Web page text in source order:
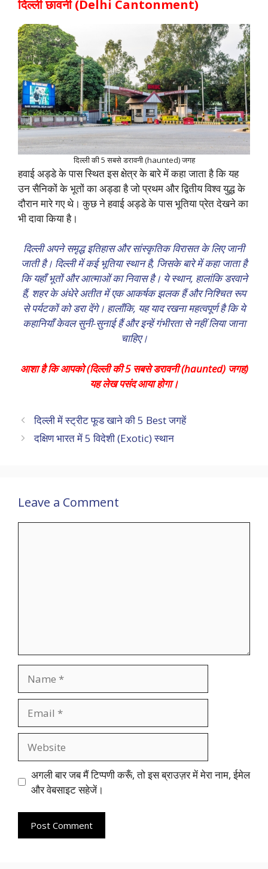
दिल्ली छावनी (Delhi Cantonment)
दिल्ली की 5 सबसे डरावनी (haunted) जगह
हवाई अड्डे के पास स्थित इस क्षेत्र के बारे में कहा जाता है कि यह
उन सैनिकों के भूतों का अड्डा है जो प्रथम और द्वितीय विश्व युद्ध के
दौरान मारे गए थे। कुछ ने हवाई अड्डे के पास भूतिया प्रेत देखने का
भी दावा किया है।
दिल्ली अपने समृद्ध इतिहास और सांस्कृतिक विरासत के लिए जानी
जाती है। दिल्ली में कई भूतिया स्थान है, जिसके बारे में कहा जाता है
कि यहाँ भूतों और आत्माओं का निवास है। ये स्थान, हालांकि डरवाने
हैं, शहर के अंधेरे अतीत में एक आकर्षक झलक हैं और निश्चित रूप
से पर्यटकों को डरा देंगे। हालाँकि, यह याद रखना महत्वपूर्ण है कि ये
कहानियाँ केवल सुनी-सुनाई हैं और इन्हें गंभीरता से नहीं लिया जाना
चाहिए।
आशा है कि आपको (दिल्ली की 5 सबसे डरावनी (haunted) जगह)
यह लेख पसंद आया होगा।
दिल्ली में स्ट्रीट फूड खाने की 5 Best जगहें
दक्षिण भारत में 5 विदेशी (Exotic) स्थान
Leave a Comment
अगली बार जब मैं टिप्पणी करूँ, तो इस ब्राउज़र में मेरा नाम, ईमेल
और वेबसाइट सहेजें।